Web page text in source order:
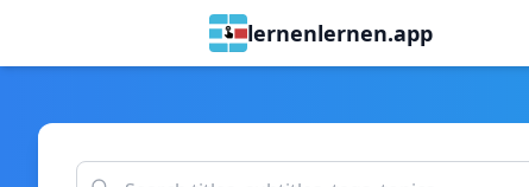
lernenlernen.app